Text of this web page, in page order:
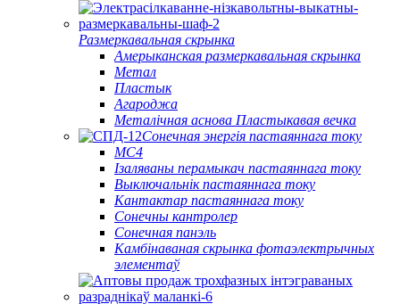
Размеркавальная скрынка
Амерыканская размеркавальная скрынка
Метал
Пластык
Агароджа
Металічная аснова Пластыкавая вечка
Сонечная энергія пастаяннага току
МС4
Ізаляваны перамыкач пастаяннага току
Выключальнік пастаяннага току
Кантактар ​​пастаяннага току
Сонечны кантролер
Сонечная панэль
Камбінаваная скрынка фотаэлектрычных
элементаў